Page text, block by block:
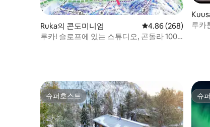
Ruka의 콘도미니엄 평점 4.86점(5점 만
4.86 (268)
루카! 슬로프에 있는 스튜디오, 곤돌라 100
루카
슈퍼호스트
슈퍼호스트 슈
슈